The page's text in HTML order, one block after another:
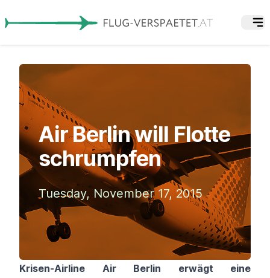
Air Berlin will Flotte
schrumpfen
Tuesday, November 17, 2015
Krisen-Airline Air Berlin erwägt eine